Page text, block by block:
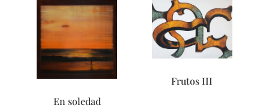
En soledad
Frutos III